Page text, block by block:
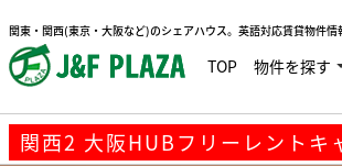
関東・関西(東京・大阪など)のシェアハウス。英語対応賃貸物件情
TOP 物件を探す
関西2 大阪HUBフリーレントキ